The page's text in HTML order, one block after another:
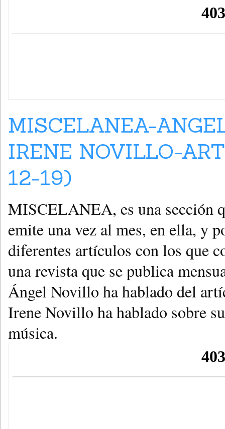
MISCELANEA-
IRENE NOVILLO-
12-19)
MISCELANEA, es una sección
emite una vez al mes, en ella, y
diferentes artículos con los que
una revista que se publica
Ángel Novillo ha hablado del
Irene Novillo ha hablado sobre
música.